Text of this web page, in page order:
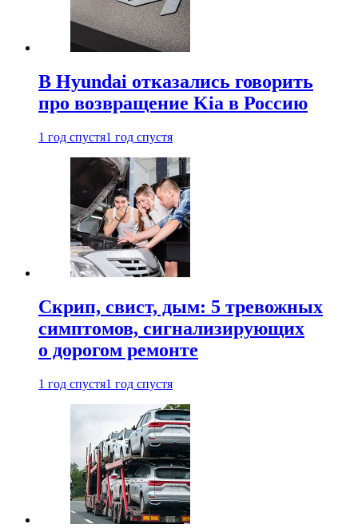
В Hyundai отказались говорить
про возвращение Kia в Россию
1 год спустя1 год спустя
Скрип, свист, дым: 5 тревожных
симптомов, сигнализирующих
о дорогом ремонте
1 год спустя1 год спустя